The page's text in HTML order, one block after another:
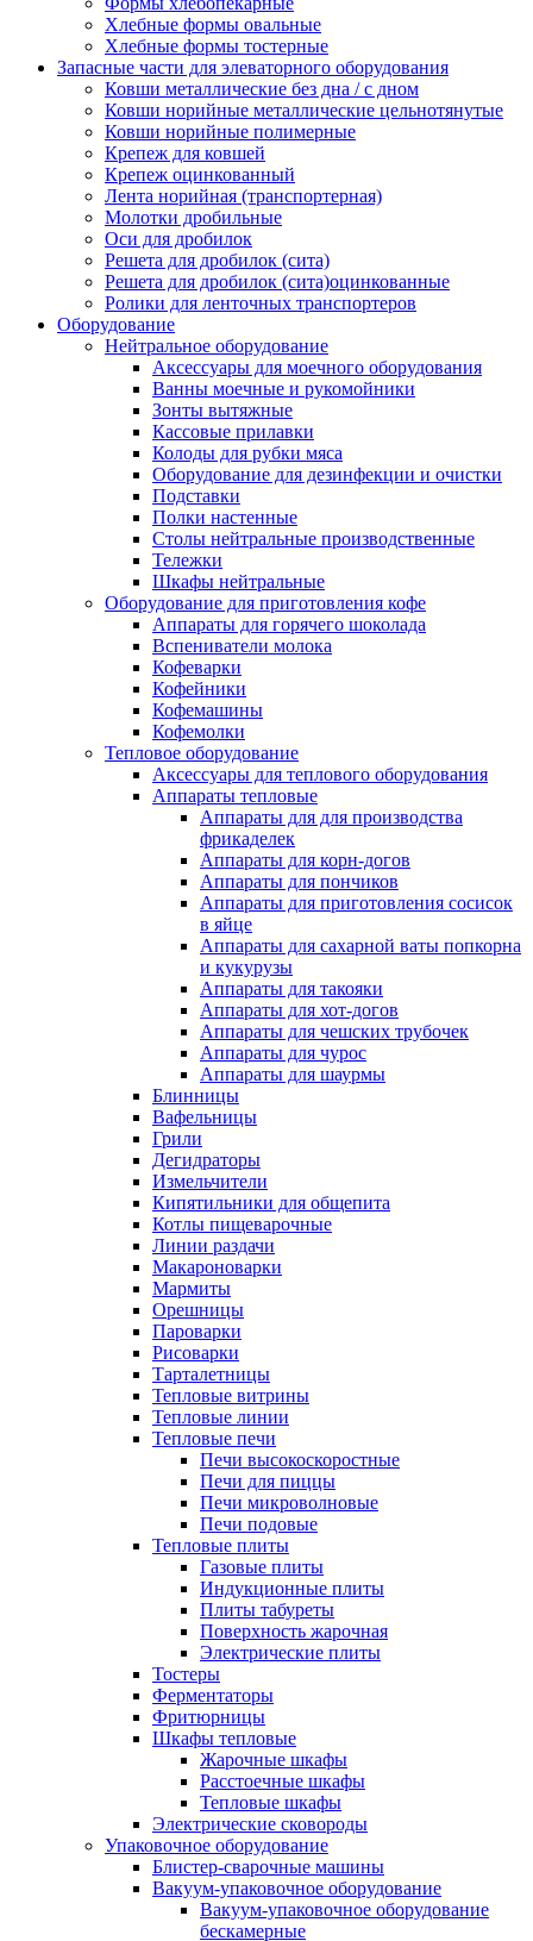
Хлебные формы овальные
Хлебные формы тостерные
Запасные части для элеваторного оборудования
Ковши металлические без дна / с дном
Ковши норийные металлические цельнотянутые
Ковши норийные полимерные
Крепеж для ковшей
Крепеж оцинкованный
Лента норийная (транспортерная)
Молотки дробильные
Оси для дробилок
Решета для дробилок (сита)
Решета для дробилок (сита)оцинкованные
Ролики для ленточных транспортеров
Оборудование
Нейтральное оборудование
Аксессуары для моечного оборудования
Ванны моечные и рукомойники
Зонты вытяжные
Кассовые прилавки
Колоды для рубки мяса
Оборудование для дезинфекции и очистки
Подставки
Полки настенные
Столы нейтральные производственные
Тележки
Шкафы нейтральные
Оборудование для приготовления кофе
Аппараты для горячего шоколада
Вспениватели молока
Кофеварки
Кофейники
Кофемашины
Кофемолки
Тепловое оборудование
Аксессуары для теплового оборудования
Аппараты тепловые
Аппараты для для производства
фрикаделек
Аппараты для корн-догов
Аппараты для пончиков
Аппараты для приготовления сосисок
в яйце
Аппараты для сахарной ваты попкорна
и кукурузы
Аппараты для такояки
Аппараты для хот-догов
Аппараты для чешских трубочек
Аппараты для чурос
Аппараты для шаурмы
Блинницы
Вафельницы
Грили
Дегидраторы
Измельчители
Кипятильники для общепита
Котлы пищеварочные
Линии раздачи
Макароноварки
Мармиты
Орешницы
Пароварки
Рисоварки
Тарталетницы
Тепловые витрины
Тепловые линии
Тепловые печи
Печи высокоскоростные
Печи для пиццы
Печи микроволновые
Печи подовые
Тепловые плиты
Газовые плиты
Индукционные плиты
Плиты табуреты
Поверхность жарочная
Электрические плиты
Тостеры
Ферментаторы
Фритюрницы
Шкафы тепловые
Жарочные шкафы
Расстоечные шкафы
Тепловые шкафы
Электрические сковороды
Упаковочное оборудование
Блистер-сварочные машины
Вакуум-упаковочное оборудование
Вакуум-упаковочное оборудование
беcкамерные